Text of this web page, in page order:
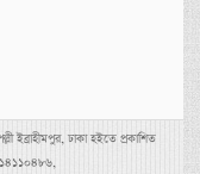
ঢাকা হইতে প্রকাশিত